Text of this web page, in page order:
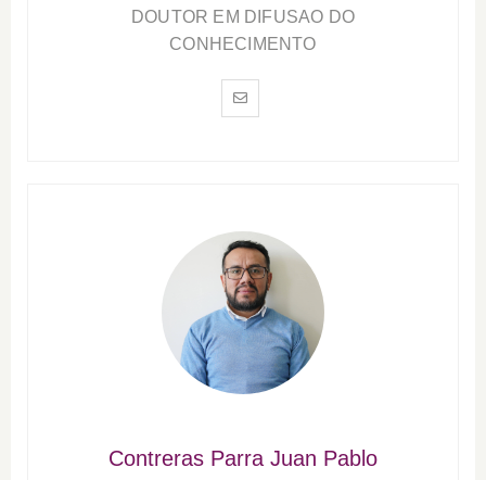
DOUTOR EM DIFUSAO DO
CONHECIMENTO
Contreras Parra Juan Pablo